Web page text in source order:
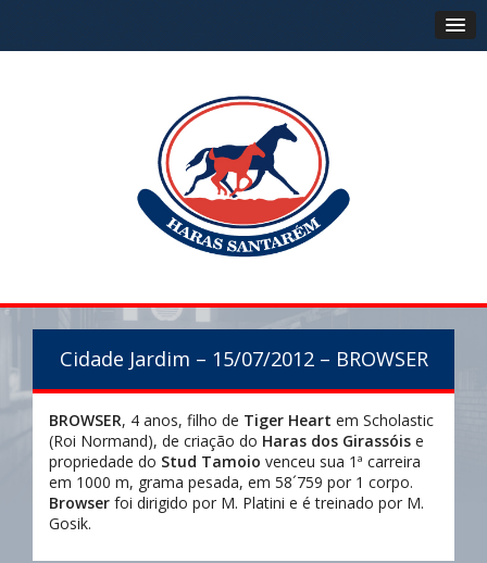
Cidade Jardim – 15/07/2012 – BROWSER
BROWSER, 4 anos, filho de Tiger Heart em Scholastic
(Roi Normand), de criação do Haras dos Girassóis e
propriedade do Stud Tamoio venceu sua 1ª carreira
em 1000 m, grama pesada, em 58´759 por 1 corpo.
Browser foi dirigido por M. Platini e é treinado por M.
Gosik.